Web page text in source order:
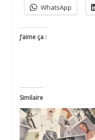
WhatsApp
J’aime ça :
Similaire